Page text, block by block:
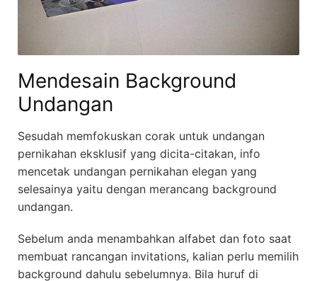
Mendesain Background
Undangan
Sesudah memfokuskan corak untuk undangan
pernikahan eksklusif yang dicita-citakan, info
mencetak undangan pernikahan elegan yang
selesainya yaitu dengan merancang background
undangan.
Sebelum anda menambahkan alfabet dan foto saat
membuat rancangan invitations, kalian perlu memilih
background dahulu sebelumnya. Bila huruf di